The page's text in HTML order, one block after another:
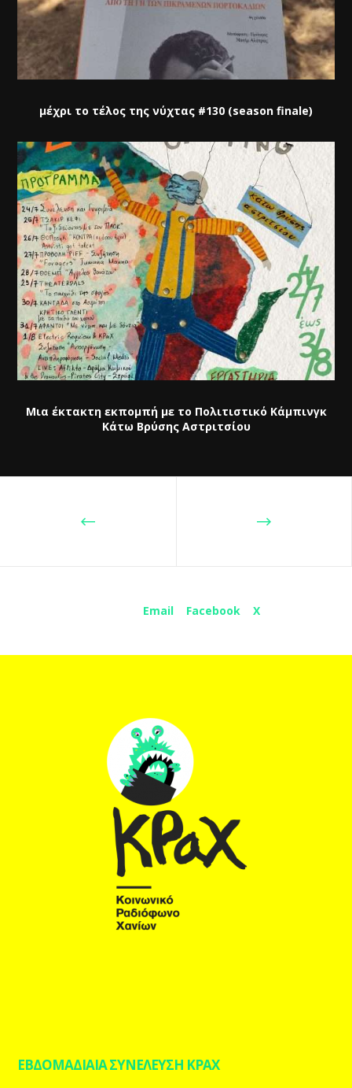
μέχρι το τέλος της νύχτας #130 (season finale)
Μια έκτακτη εκπομπή με το Πολιτιστικό Κάμπινγκ
Κάτω Βρύσης Αστριτσίου
Email Facebook X
ΕΒΔΟΜΑΔΙΑΙΑ ΣΥΝΕΛΕΥΣΗ ΚΡΑΧ